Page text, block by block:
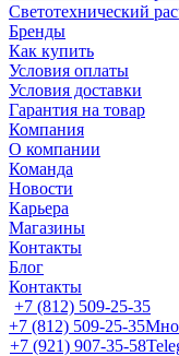
Светотехнический
Бренды
Как купить
Условия оплаты
Условия доставки
Гарантия на товар
Компания
О компании
Команда
Новости
Карьера
Магазины
Контакты
Блог
Контакты
+7 (812) 509-25-35
+7 (812) 509-25-35
+7 (921) 907-35-58